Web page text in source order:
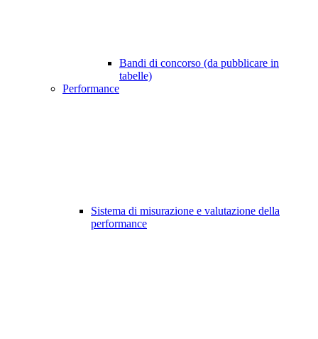
Bandi di concorso (da pubblicare in
tabelle)
Performance
Sistema di misurazione e valutazione della
performance